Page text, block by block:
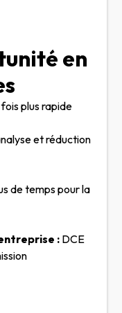
en
plus rapide
et réduction
de temps pour la
: DCE